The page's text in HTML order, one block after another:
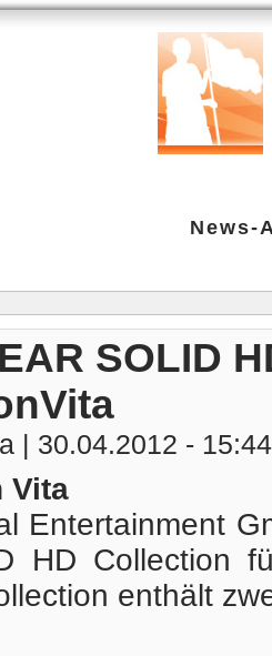
News-
SOLID
| 30.04.2012 -
Entertainment
HD Collection
enthält